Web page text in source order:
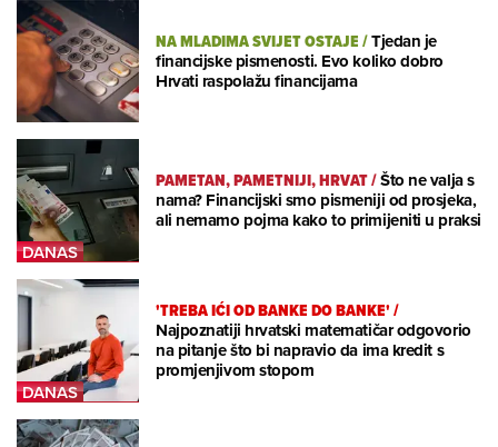
NA MLADIMA SVIJET OSTAJE/Tjedan je
financijske pismenosti. Evo koliko dobro
Hrvati raspolažu financijama
PAMETAN, PAMETNIJI, HRVAT/Što ne valja s
nama? Financijski smo pismeniji od prosjeka,
ali nemamo pojma kako to primijeniti u praksi
'TREBA IĆI OD BANKE DO BANKE'/
Najpoznatiji hrvatski matematičar odgovorio
na pitanje što bi napravio da ima kredit s
promjenjivom stopom